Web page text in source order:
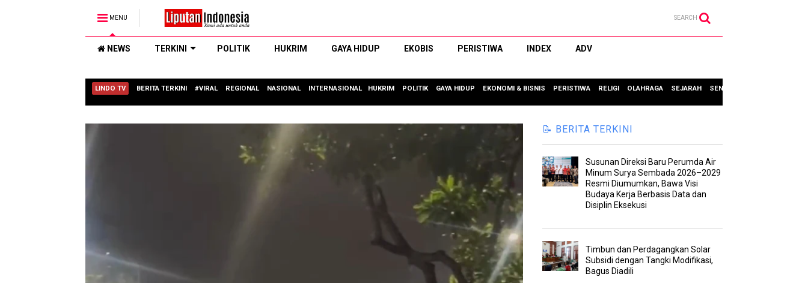
MENU SEARCH
NEWS TERKINI POLITIK HUKRIM GAYA HIDUP EKOBIS PERISTIWA INDEX ADV
LINDO TV BERITA TERKINI #VIRAL REGIONAL NASIONAL INTERNASIONAL HUKRIM POLITIK GAYA HIDUP EKONOMI & BISNIS PERISTIWA RELIGI OLAHRAGA SEJARAH SENI & BUDAYA
📝 BERITA TERKINI
Susunan Direksi Baru Perumda Air
Minum Surya Sembada 2026–2029
Resmi Diumumkan, Bawa Visi
Budaya Kerja Berbasis Data dan
Disiplin Eksekusi
Timbun dan Perdagangkan Solar
Subsidi dengan Tangki Modifikasi,
Bagus Diadili